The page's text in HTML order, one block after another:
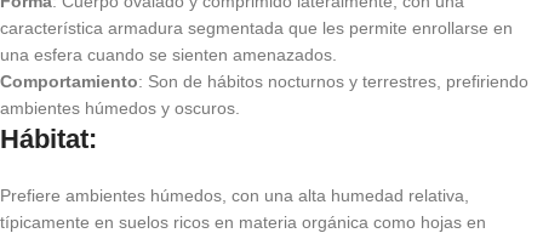
característica armadura segmentada que les permite enrollarse en
una esfera cuando se sienten amenazados.
Comportamiento: Son de hábitos nocturnos y terrestres, prefiriendo
ambientes húmedos y oscuros.
Hábitat:
Prefiere ambientes húmedos, con una alta humedad relativa,
típicamente en suelos ricos en materia orgánica como hojas en